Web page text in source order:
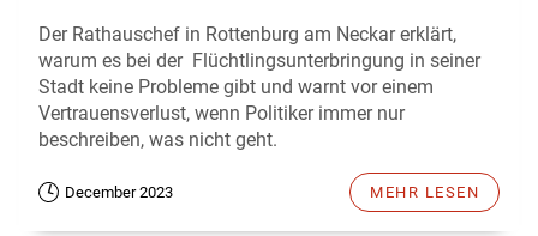
Der Rathauschef in Rottenburg am Neckar erklärt,
warum es bei der Flüchtlingsunterbringung in seiner
Stadt keine Probleme gibt und warnt vor einem
Vertrauensverlust, wenn Politiker immer nur
beschreiben, was nicht geht.
December 2023 MEHR LESEN